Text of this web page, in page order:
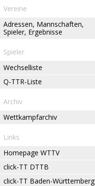
Vereine
Adressen, Mannschaften,
Spieler, Ergebnisse
Spieler
Wechselliste
Q-TTR-Liste
Archiv
Wettkampfarchiv
Links
Homepage WTTV
click-TT DTTB
click-TT Baden-Württemberg